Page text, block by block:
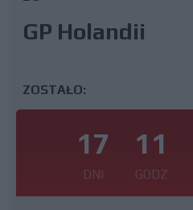
GP Holandii
ZOSTAŁO:
17
DNI
11
GODZ